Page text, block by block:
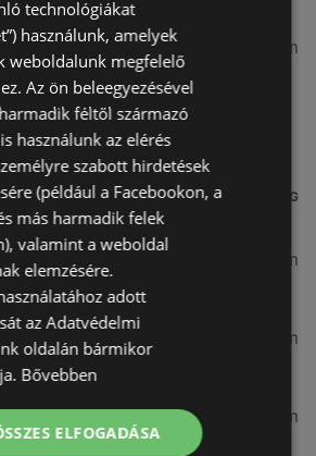
75,33 km
üzletek a közelben
TÁVOLSÁG
3,26 km
3,26 km
3,31 km
technológiákat
használunk, amelyek
weboldalunk megfelelő
Az ön beleegyezésével
féltől származó
használunk az elérés
szabott hirdetések
(például a Facebookon, a
más harmadik felek
valamint a weboldal
elemzésére.
adott
az Adatvédelmi
oldalán bármikor
Bővebben
ELFOGADÁSA